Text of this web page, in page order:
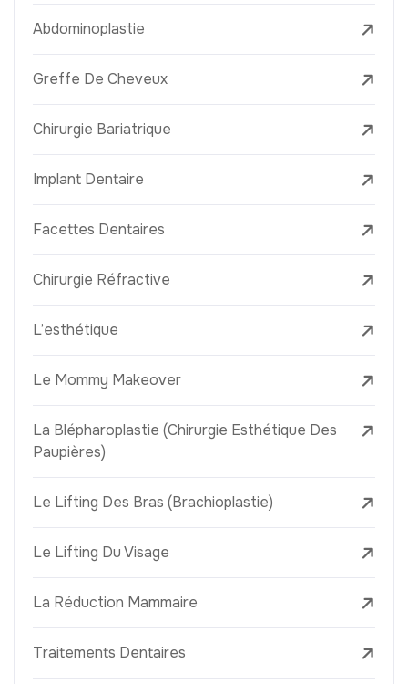
Abdominoplastie
Greffe De Cheveux
Chirurgie Bariatrique
Implant Dentaire
Facettes Dentaires
Chirurgie Réfractive
L’esthétique
Le Mommy Makeover
La Blépharoplastie (Chirurgie Esthétique Des
Paupières)
Le Lifting Des Bras (Brachioplastie)
Le Lifting Du Visage
La Réduction Mammaire
Traitements Dentaires